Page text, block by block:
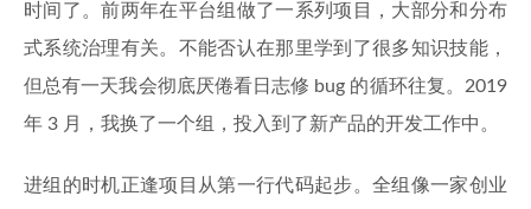
时间了。前两年在平台组做了一系列项目，大部分和分布
式系统治理有关。不能否认在那里学到了很多知识技能，
但总有一天我会彻底厌倦看日志修 bug 的循环往复。2019
年 3 月，我换了一个组，投入到了新产品的开发工作中。
进组的时机正逢项目从第一行代码起步。全组像一家创业